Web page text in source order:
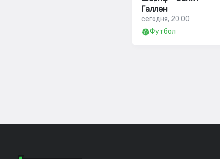
Галлен
сегодня, 20:00
Футбол